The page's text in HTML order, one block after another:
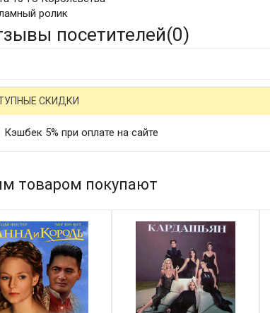
ролик
посетителей(0)
СКИДКИ
Кэшбек 5% при оплате на сайте
товаром покупают